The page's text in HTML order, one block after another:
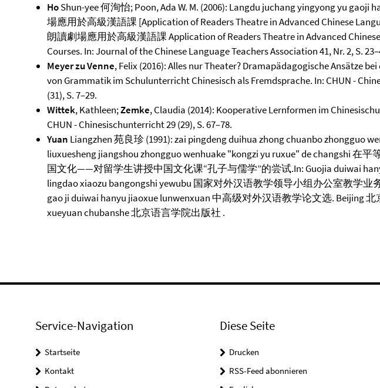
HoShun-yee 何洵怡; Poon, Ada W. M. (2006): Langdu juchang yingyong yu gaoji
場應用於高級漢語課 [Application of Readers Theatre in Advanced Chinese
朗讀劇場應用於高級漢語課 Application of Readers Theatre in Advanced
Courses. In: Journal of the Chinese Language Teachers Association 41, Nr. 2, S.
Meyer zu Venne, Felix (2016): Alles nur Theater? Dramapädagogische Ansätze
von Grammatik im Schulunterricht Chinesisch als Fremdsprache. In: CHUN -
(31), S. 7–29.
Wittek, Kathleen;Zemke, Claudia (2014): Kooperative Lernformen im
CHUN - Chinesischunterricht 29 (29), S. 67–78.
Yuan Liangzhen 苑良珍 (1991): zai pingdeng duihua zhong chuanbo zhongguo
liuxuesheng jiangshou zhongguo wenhuake "kongzi yu ruxue" de changshi 在平
国文化——对留学生讲授中国文化课“孔子与儒学”的尝试.In: Guojia duiwai
lingdao xiaozu bangongshi yewubu 国家对外汉语教学领导小组办公室教学业
gao ji duiwai hanyu jiaoxue lunwenxuan 中高级对外汉语教学论文选. Beijing 北
xueyuan chubanshe 北京语言学院出版社 .
Service-Navigation
Startseite
Kontakt
Diese Seite
Drucken
RSS-Feed abonnieren